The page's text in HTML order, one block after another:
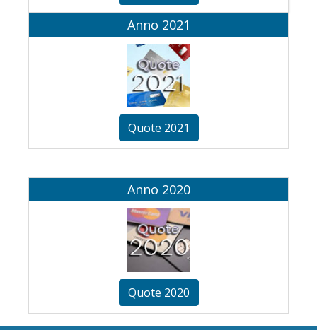
Anno 2021
Quote 2021
Anno 2020
Quote 2020